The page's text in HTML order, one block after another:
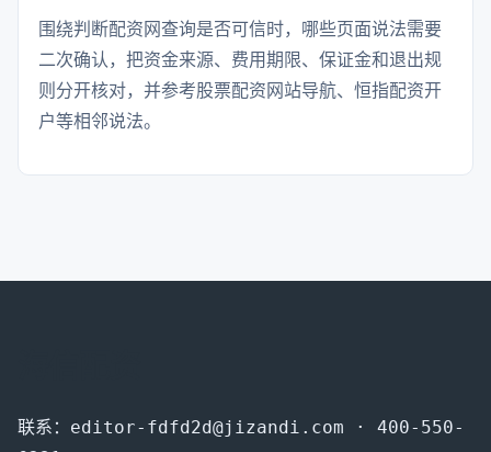
围绕判断配资网查询是否可信时，哪些页面说法需要
二次确认，把资金来源、费用期限、保证金和退出规
则分开核对，并参考股票配资网站导航、恒指配资开
户等相邻说法。
联系：editor-fdfd2d@jizandi.com · 400-550-